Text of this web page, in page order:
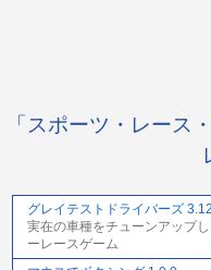
「スポーツ・レース
グレイテストドライバーズ 3.12
実在の車種をチューンアップ
ーレースゲーム